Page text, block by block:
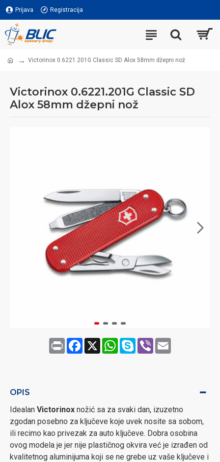
Prijava Registracija
Victorinox 0.6221.201G Classic SD Alox 58mm džepni nož
Victorinox 0.6221.201G Classic SD
Alox 58mm džepni nož
Print Facebook
X WhatsApp
SkypeViberEmail
OPIS
Idealan Victorinox nožić sa za svaki dan, izuzetno
zgodan posebno za ključeve koje uvek nosite sa sobom,
ili recimo kao privezak za auto ključeve. Dobra osobina
ovog modela je jer nije plastičnog okvira već je izrađen od
kvalitetnog aluminijuma koji se ne grebe uz vaše ključeve i